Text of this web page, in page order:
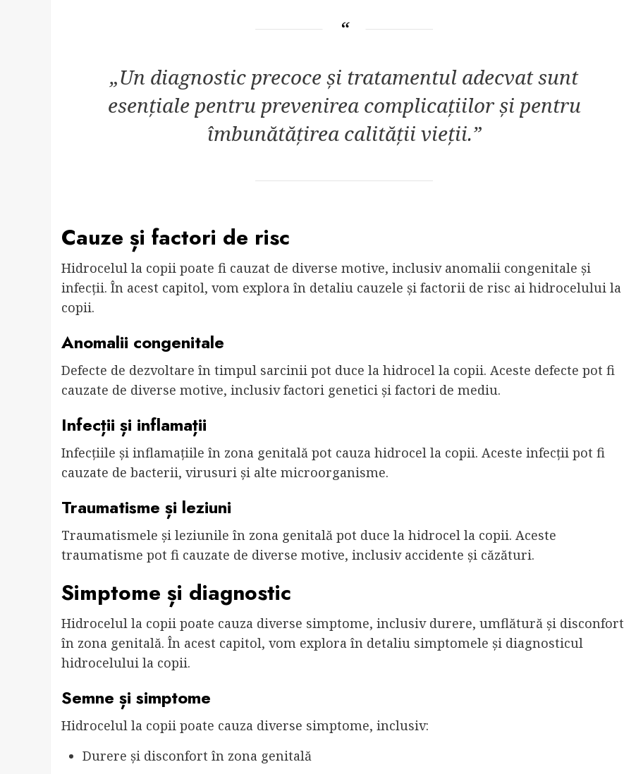
„Un diagnostic precoce și tratamentul adecvat sunt
esențiale pentru prevenirea complicațiilor și pentru
îmbunătățirea calității vieții.”
Cauze și factori de risc
Hidrocelul la copii poate fi cauzat de diverse motive, inclusiv anomalii congenitale și
infecții. În acest capitol, vom explora în detaliu cauzele și factorii de risc ai hidrocelului la
copii.
Anomalii congenitale
Defecte de dezvoltare în timpul sarcinii pot duce la hidrocel la copii. Aceste defecte pot fi
cauzate de diverse motive, inclusiv factori genetici și factori de mediu.
Infecții și inflamații
Infecțiile și inflamațiile în zona genitală pot cauza hidrocel la copii. Aceste infecții pot fi
cauzate de bacterii, virusuri și alte microorganisme.
Traumatisme și leziuni
Traumatismele și leziunile în zona genitală pot duce la hidrocel la copii. Aceste
traumatisme pot fi cauzate de diverse motive, inclusiv accidente și căzături.
Simptome și diagnostic
Hidrocelul la copii poate cauza diverse simptome, inclusiv durere, umflătură și disconfort
în zona genitală. În acest capitol, vom explora în detaliu simptomele și diagnosticul
hidrocelului la copii.
Semne și simptome
Hidrocelul la copii poate cauza diverse simptome, inclusiv:
Durere și disconfort în zona genitală